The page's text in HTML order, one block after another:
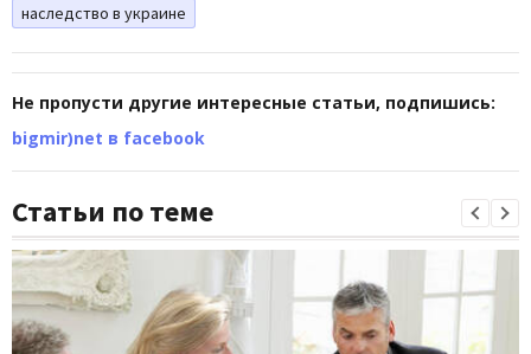
наследство в украине
Не пропусти другие интересные статьи, подпишись:
bigmir)net в facebook
Статьи по теме